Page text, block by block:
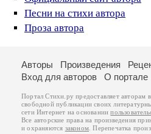
Песни на стихи автора
Проза автора
Авторы Произведения
Вход для авторов
О портале
Портал Стихи.ру предоставляет авторам
свободной публикации своих
сети Интернет на основании
Все авторские права на произведения
и охраняются законом. Перепечатка